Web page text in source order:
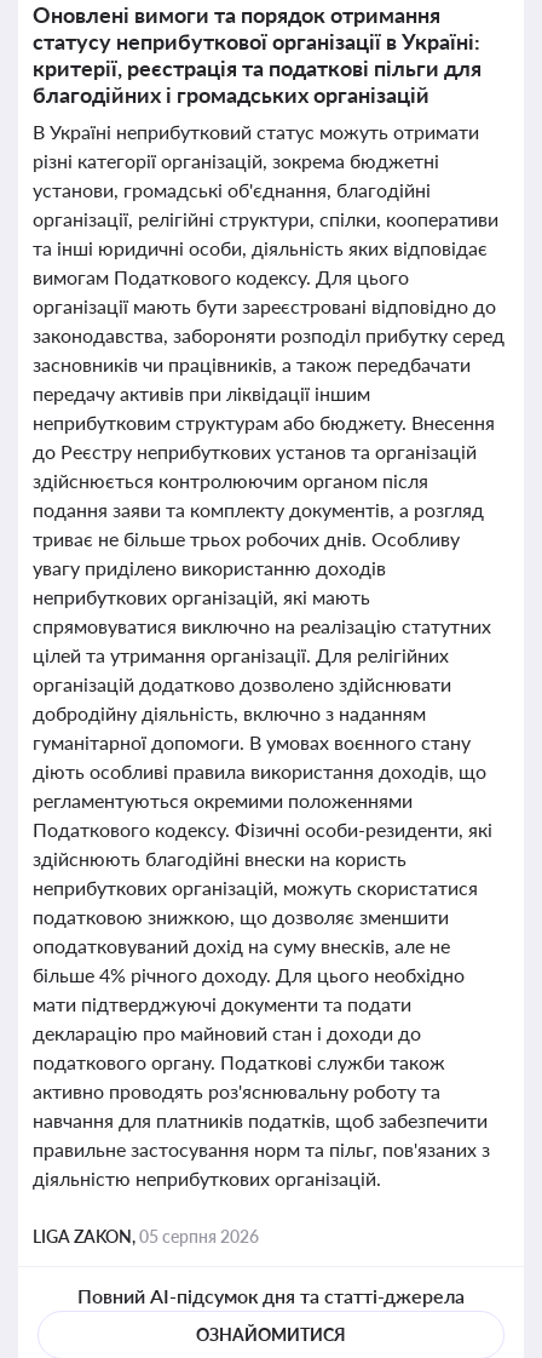
Оновлені вимоги та порядок отримання
статусу неприбуткової організації в Україні:
критерії, реєстрація та податкові пільги для
благодійних і громадських організацій
В Україні неприбутковий статус можуть отримати
різні категорії організацій, зокрема бюджетні
установи, громадські об'єднання, благодійні
організації, релігійні структури, спілки, кооперативи
та інші юридичні особи, діяльність яких відповідає
вимогам Податкового кодексу. Для цього
організації мають бути зареєстровані відповідно до
законодавства, забороняти розподіл прибутку серед
засновників чи працівників, а також передбачати
передачу активів при ліквідації іншим
неприбутковим структурам або бюджету. Внесення
до Реєстру неприбуткових установ та організацій
здійснюється контролюючим органом після
подання заяви та комплекту документів, а розгляд
триває не більше трьох робочих днів. Особливу
увагу приділено використанню доходів
неприбуткових організацій, які мають
спрямовуватися виключно на реалізацію статутних
цілей та утримання організації. Для релігійних
організацій додатково дозволено здійснювати
добродійну діяльність, включно з наданням
гуманітарної допомоги. В умовах воєнного стану
діють особливі правила використання доходів, що
регламентуються окремими положеннями
Податкового кодексу. Фізичні особи-резиденти, які
здійснюють благодійні внески на користь
неприбуткових організацій, можуть скористатися
податковою знижкою, що дозволяє зменшити
оподатковуваний дохід на суму внесків, але не
більше 4% річного доходу. Для цього необхідно
мати підтверджуючі документи та подати
декларацію про майновий стан і доходи до
податкового органу. Податкові служби також
активно проводять роз'яснювальну роботу та
навчання для платників податків, щоб забезпечити
правильне застосування норм та пільг, пов'язаних з
діяльністю неприбуткових організацій.
LIGA ZAKON,05 серпня 2026
Повний AI-підсумок дня та статті-джерела
ОЗНАЙОМИТИСЯ